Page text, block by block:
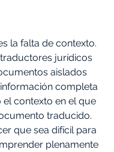
la falta de contexto.
jurídicos
aislados
completa
el contexto en el que
traducido.
que sea difícil para
plenamente